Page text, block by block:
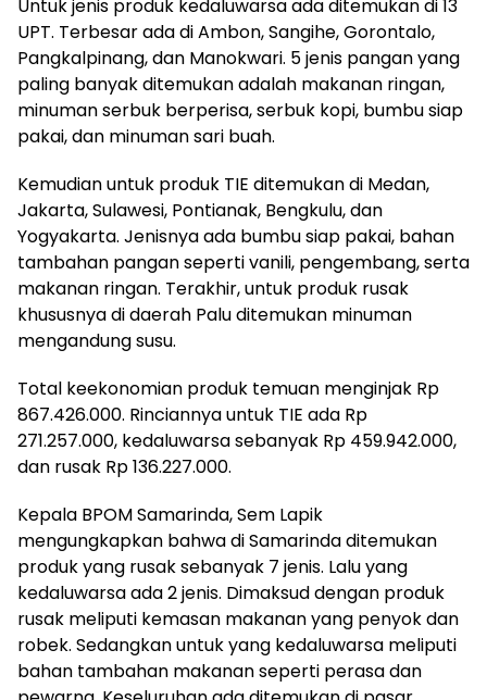
Untuk jenis produk kedaluwarsa ada ditemukan di 13
UPT. Terbesar ada di Ambon, Sangihe, Gorontalo,
Pangkalpinang, dan Manokwari. 5 jenis pangan yang
paling banyak ditemukan adalah makanan ringan,
minuman serbuk berperisa, serbuk kopi, bumbu siap
pakai, dan minuman sari buah.
Kemudian untuk produk TIE ditemukan di Medan,
Jakarta, Sulawesi, Pontianak, Bengkulu, dan
Yogyakarta. Jenisnya ada bumbu siap pakai, bahan
tambahan pangan seperti vanili, pengembang, serta
makanan ringan. Terakhir, untuk produk rusak
khususnya di daerah Palu ditemukan minuman
mengandung susu.
Total keekonomian produk temuan menginjak Rp
867.426.000. Rinciannya untuk TIE ada Rp
271.257.000, kedaluwarsa sebanyak Rp 459.942.000,
dan rusak Rp 136.227.000.
Kepala BPOM Samarinda, Sem Lapik
mengungkapkan bahwa di Samarinda ditemukan
produk yang rusak sebanyak 7 jenis. Lalu yang
kedaluwarsa ada 2 jenis. Dimaksud dengan produk
rusak meliputi kemasan makanan yang penyok dan
robek. Sedangkan untuk yang kedaluwarsa meliputi
bahan tambahan makanan seperti perasa dan